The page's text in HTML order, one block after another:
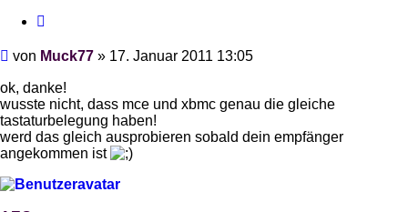
Beitrag
von Muck77 » 17. Januar 2011 13:05
ok, danke!
wusste nicht, dass mce und xbmc genau die gleiche
tastaturbelegung haben!
werd das gleich ausprobieren sobald dein empfänger
angekommen ist